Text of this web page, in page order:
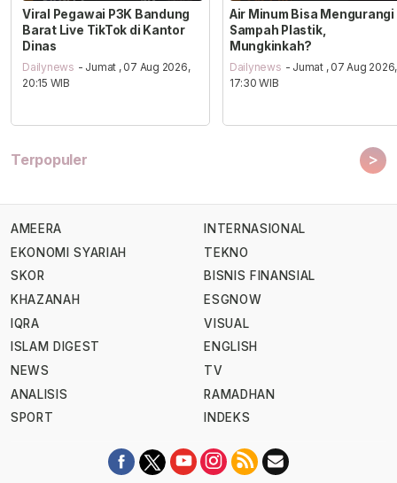
Viral Pegawai P3K Bandung
Barat Live TikTok di Kantor
Dinas
Dailynews - Jumat , 07 Aug 2026,
20:15 WIB
Air Minum Bisa Mengurangi
Sampah Plastik,
Mungkinkah?
Dailynews - Jumat , 07 Aug 2026,
17:30 WIB
Terpopuler >
AMEERA
EKONOMI SYARIAH
SKOR
KHAZANAH
IQRA
ISLAM DIGEST
NEWS
ANALISIS
SPORT
INTERNASIONAL
TEKNO
BISNIS FINANSIAL
ESGNOW
VISUAL
ENGLISH
TV
RAMADHAN
INDEKS